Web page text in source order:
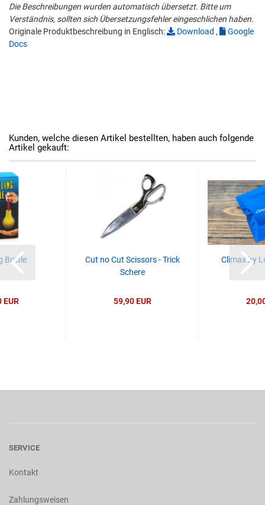
Die Beschreibungen wurden automatisch übersetzt. Bitte um
Verständnis, sollten sich Übersetzungsfehler eingeschlichen haben.
Originale Produktbeschreibung in Englisch:
Download ,
Google
Docs
Kunden, welche diesen Artikel bestellten, haben auch folgende
Artikel gekauft:
Bottle
EUR
Cut no Cut Scissors - Trick
Schere
59,90 EUR
Climax by
SERVICE
Kontakt
Zahlungsweisen